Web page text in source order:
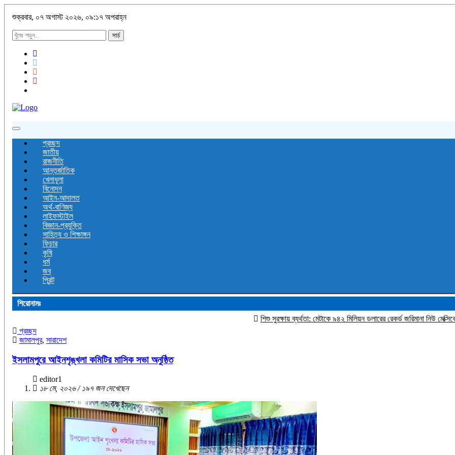
শুক্রবার, ০৭ অগাস্ট ২০২৬, ০৯:১৭ অপরাহ্ন
সার্চ
Toggle
navigationপ্রচ্ছদ
জাতীয়
রাজনীতি
আন্তর্জাতিক
খেলাধূলা
বিনোদন
আইন-আদালত
অর্থ-বাণিজ্য
লাইফস্টাইল
বিজ্ঞান-প্রযুক্তি
সাহিত্য ও শিক্ষাঙ্গন
ফিচার
কৃষি
ধর্ম
জব
প্রিন্ট
শিরোনামঃ
শিশু সুরক্ষায় ব্যর্থতা: মেটাকে ৯৪২ মিলিয়ন ডলারের রেকর্ড জরিমানা নিউ মেক্সিকোর আদালতের
প্রচ্ছদ
জামালপুর, সারাদেশ
ইসলামপুরে আইনশৃঙ্খলা কমিটির মাসিক সভা অনুষ্ঠিত
editor1
১৮ মে, ২০২৬ / ১৯৭ জন দেখেছেন